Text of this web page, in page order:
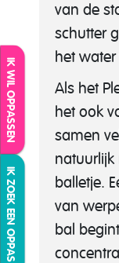
IK WIL OPPASSEN
IK ZOEK EEN OPPAS
van de
schutter
het
Als het
het ook
samen
natuurlijk
balletje.
van
bal